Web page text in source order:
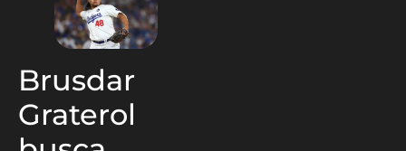
Brusdar
Graterol